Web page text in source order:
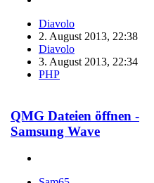
Diavolo
2. August 2013, 22:38
Diavolo
3. August 2013, 22:34
PHP
QMG Dateien öffnen -
Samsung Wave